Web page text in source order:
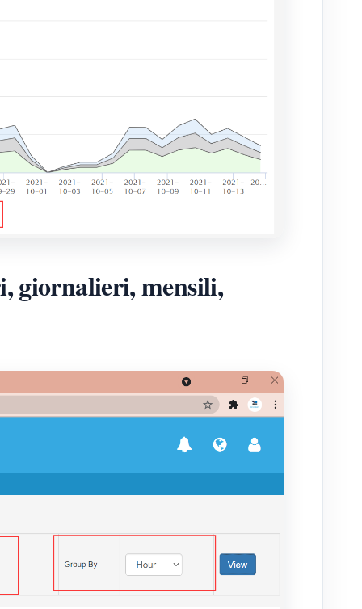
giornalieri, mensili,